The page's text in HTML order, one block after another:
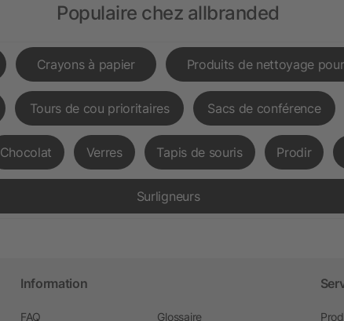
Populaire chez allbranded
Crayons à papier Produits de nettoyage
Tours de cou prioritaires Sacs de conférence
Chocolat Verres Tapis de souris Prodir
Surligneurs
Information
FAQ Glossaire